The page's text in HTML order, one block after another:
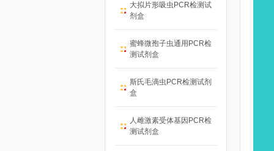
大拟片形吸虫PCR检测试
剂盒
蜜蜂微孢子虫通用PCR检
测试剂盒
斯氏毛滴虫PCR检测试剂
盒
人雌激素受体基因PCR检
测试剂盒